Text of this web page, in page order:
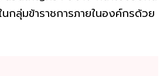
นกลุ่มข้าราชการภายในองค์กรด้วย